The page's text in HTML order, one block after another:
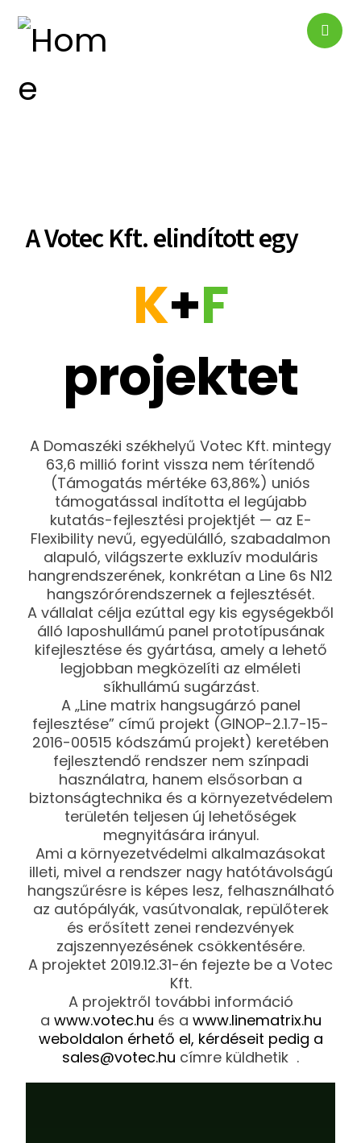
A Votec Kft. elindított egy
K+F
projektet
A Domaszéki székhelyű Votec Kft. mintegy
63,6 millió forint vissza nem térítendő
(Támogatás mértéke 63,86%) uniós
támogatással indította el legújabb
kutatás-fejlesztési projektjét — az E-
Flexibility nevű, egyedülálló, szabadalmon
alapuló, világszerte exkluzív moduláris
hangrendszerének, konkrétan a Line 6s N12
hangszórórendszernek a fejlesztését.
A vállalat célja ezúttal egy kis egységekből
álló laposhullámú panel prototípusának
kifejlesztése és gyártása, amely a lehető
legjobban megközelíti az elméleti
síkhullámú sugárzást.
A „Line matrix hangsugárzó panel
fejlesztése” című projekt (GINOP-2.1.7-15-
2016-00515 kódszámú projekt) keretében
fejlesztendő rendszer nem színpadi
használatra, hanem elsősorban a
biztonságtechnika és a környezetvédelem
területén teljesen új lehetőségek
megnyitására irányul.
Ami a környezetvédelmi alkalmazásokat
illeti, mivel a rendszer nagy hatótávolságú
hangszűrésre is képes lesz, felhasználható
az autópályák, vasútvonalak, repülőterek
és erősített zenei rendezvények
zajszennyezésének csökkentésére.
A projektet 2019.12.31-én fejezte be a Votec
Kft.
A projektről további információ
a www.votec.hu és a www.linematrix.hu
weboldalon érhető el, kérdéseit pedig a
sales@votec.hu címre küldhetik .